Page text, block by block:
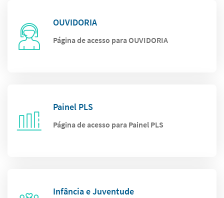
OUVIDORIA
Página de acesso para OUVIDORIA
Painel PLS
Página de acesso para Painel PLS
Infância e Juventude